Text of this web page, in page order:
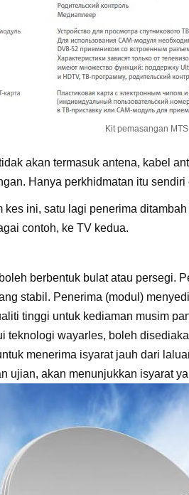
Kit pemasangan MTS
akan termasuk antena, kabel
Hanya perkhidmatan itu sendiri
kes ini, satu lagi penerima
contoh, ke TV kedua.
berbentuk bulat atau persegi.
stabil. Penerima (modul)
tinggi untuk kediaman musim
teknologi wayarles, boleh
menerima isyarat jauh dari
ujian, akan menunjukkan isyarat